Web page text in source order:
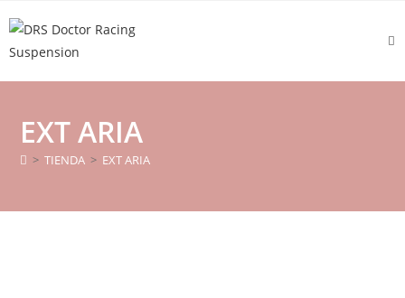
al
contenido
EXT ARIA
> TIENDA > EXT ARIA